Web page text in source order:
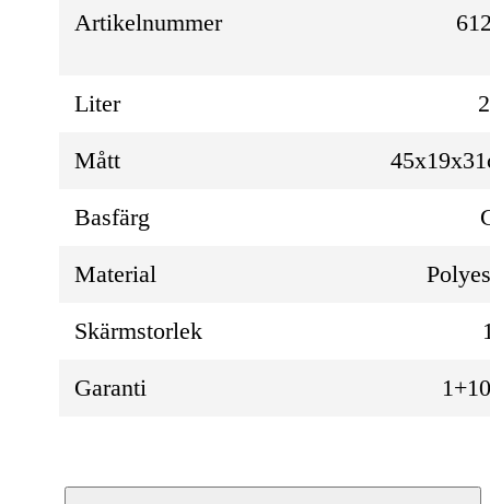
Artikelnummer
Liter
Mått
Basfärg
Material
Skärmstorlek
Garanti